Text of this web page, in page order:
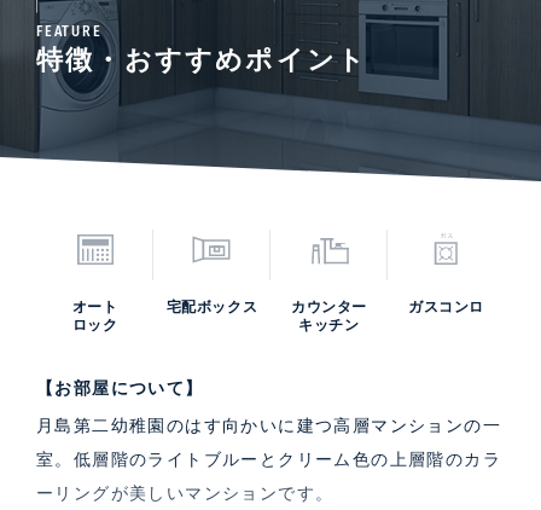
FEATURE
特徴・おすすめポイント
オート
ロック
宅配ボックス
カウンター
キッチン
ガスコンロ
【お部屋について】
月島第二幼稚園のはす向かいに建つ高層マンションの一
室。低層階のライトブルーとクリーム色の上層階のカラ
ーリングが美しいマンションです。